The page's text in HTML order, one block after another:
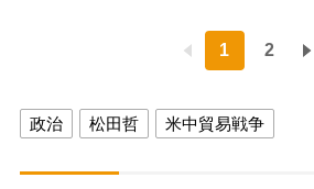
1 2
政治 松田哲 米中貿易戦争